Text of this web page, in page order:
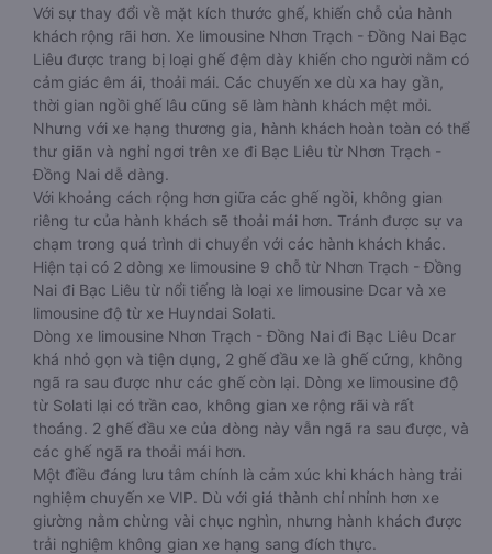
Với sự thay đổi về mặt kích thước ghế, khiến chỗ của hành
khách rộng rãi hơn. Xe limousine Nhơn Trạch - Đồng Nai Bạc
Liêu được trang bị loại ghế đệm dày khiến cho người nằm có
cảm giác êm ái, thoải mái. Các chuyến xe dù xa hay gần,
thời gian ngồi ghế lâu cũng sẽ làm hành khách mệt mỏi.
Nhưng với xe hạng thương gia, hành khách hoàn toàn có thể
thư giãn và nghỉ ngơi trên xe đi Bạc Liêu từ Nhơn Trạch -
Đồng Nai dễ dàng.
Với khoảng cách rộng hơn giữa các ghế ngồi, không gian
riêng tư của hành khách sẽ thoải mái hơn. Tránh được sự va
chạm trong quá trình di chuyển với các hành khách khác.
Hiện tại có 2 dòng xe limousine 9 chỗ từ Nhơn Trạch - Đồng
Nai đi Bạc Liêu từ nổi tiếng là loại xe limousine Dcar và xe
limousine độ từ xe Huyndai Solati.
Dòng xe limousine Nhơn Trạch - Đồng Nai đi Bạc Liêu Dcar
khá nhỏ gọn và tiện dụng, 2 ghế đầu xe là ghế cứng, không
ngã ra sau được như các ghế còn lại. Dòng xe limousine độ
từ Solati lại có trần cao, không gian xe rộng rãi và rất
thoáng. 2 ghế đầu xe của dòng này vẫn ngã ra sau được, và
các ghế ngã ra thoải mái hơn.
Một điều đáng lưu tâm chính là cảm xúc khi khách hàng trải
nghiệm chuyến xe VIP. Dù với giá thành chỉ nhỉnh hơn xe
giường nằm chừng vài chục nghìn, nhưng hành khách được
trải nghiệm không gian xe hạng sang đích thực.